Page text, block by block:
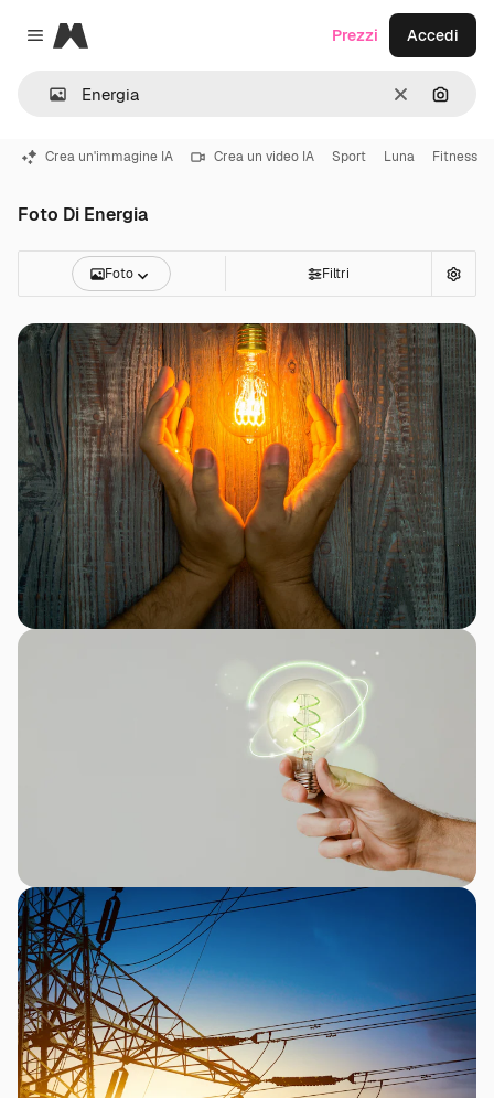
Close menu
Magnific
CancellaCerca
Prezzi Accedi
Crea un'immagine IA Crea un video IA Sport Luna Fitness
Foto Di Energia
Foto Filtri